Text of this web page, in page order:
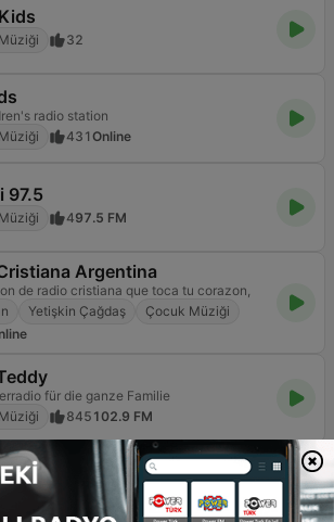
32
radio station
431 Online
97.5
497.5 FM
Argentina
de radio cristiana que toca tu corazon,
Yetişkin Çağdaş
Çocuk Müziği
für die ganze Familie
845 102.9 FM
dla dzieci
Online